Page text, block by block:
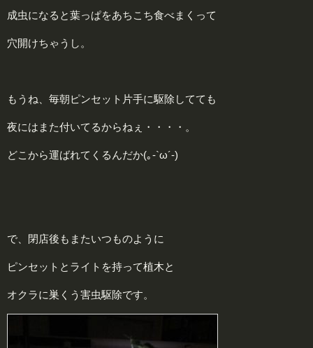
成虫になると葉っぱをあちこち食べまくって
穴開けちゃうし。
もうね、毎朝ピンセット片手に駆除してても
夜にはまた付いてるからねぇ・・・・。
どこから運ばれてくるんだか(｡-`ω´-)
で、閉店後もまたいつものように
ピンセットとライトを持って植木と
オクラに巣くう害虫駆除です。